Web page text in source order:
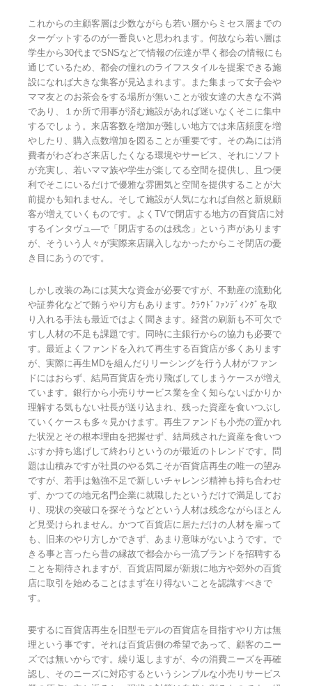
これからの主顧客層は少数ながらも若い層からミセス層までの
ターゲットするのが一番良いと思われます。何故なら若い層は
学生から30代までSNSなどで情報の伝達が早く都会の情報にも
通じているため、都会の憧れのライフスタイルを提案できる施
設になれば大きな集客が見込まれます。また集まって女子会や
ママ友とのお茶会をする場所が無いことが彼女達の大きな不満
であり、１か所で用事が済む施設があれば迷いなくそこに集中
するでしょう。来店客数を増加が難しい地方では来店頻度を増
やしたり、購入点数増加を図ることが重要です。その為には消
費者がわざわざ来店したくなる環境やサービス、それにソフト
が充実し、若いママ族や学生が楽してる空間を提供し、且つ便
利でそこにいるだけで優雅な雰囲気と空間を提供することが大
前提かも知れません。そして施設が人気になれば自然と新規顧
客が増えていくものです。よくTVで閉店する地方の百貨店に対
するインタヴュ―で「閉店するのは残念」という声があります
が、そういう人々が実際来店購入しなかったからこそ閉店の憂
き目にあうのです。
しかし改装の為には莫大な資金が必要ですが、不動産の流動化
や証券化などで賄うやり方もあります。ｸﾗｳﾄﾞﾌｧﾝﾃﾞｨﾝｸﾞを取
り入れる手法も最近ではよく聞きます。経営の刷新も不可欠で
すし人材の不足も課題です。同時に主銀行からの協力も必要で
す。最近よくファンドを入れて再生する百貨店が多くあります
が、実際に再生MDを組んだりリーシングを行う人材がファン
ドにはおらず、結局百貨店を売り飛ばしてしまうケースが増え
ています。銀行から小売りサービス業を全く知らないばかりか
理解する気もない社長が送り込まれ、残った資産を食いつぶし
ていくケースも多々見かけます。再生ファンドも小売の置かれ
た状況とその根本理由を把握せず、結局残された資産を食いつ
ぶすか持ち逃げして終わりというのが最近のトレンドです。問
題は山積みですが社員のやる気こそが百貨店再生の唯一の望み
ですが、若手は勉強不足で新しいチャレンジ精神も持ち合わせ
ず、かつての地元名門企業に就職したというだけで満足してお
り、現状の突破口を探そうなどという人材は残念ながらほとん
ど見受けられません。かつて百貨店に居ただけの人材を雇って
も、旧来のやり方しかできず、あまり意味がないようです。で
きる事と言ったら昔の縁故で都会から一流ブランドを招聘する
ことを期待されますが、百貨店問屋が新規に地方や郊外の百貨
店に取引を始めることはまず在り得ないことを認識すべきで
す。
要するに百貨店再生を旧型モデルの百貨店を目指すやり方は無
理という事です。それは百貨店側の希望であって、顧客のニー
ズでは無いからです。繰り返しますが、今の消費ニーズを再確
認し、そのニーズに対応するというシンプルな小売りサービス